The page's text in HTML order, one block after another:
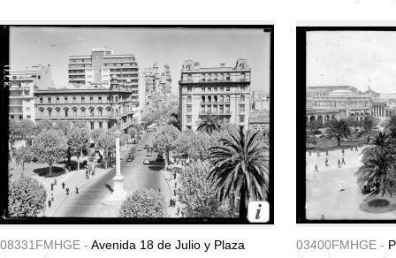
08331FMHGE - Avenida 18 de Julio y Plaza
03400FMHGE -